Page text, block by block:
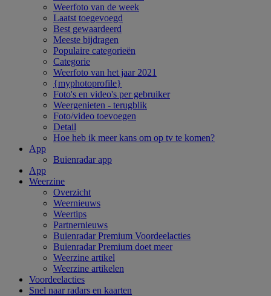
Weerfoto van de week
Laatst toegevoegd
Best gewaardeerd
Meeste bijdragen
Populaire categorieën
Categorie
Weerfoto van het jaar 2021
{myphotoprofile}
Foto's en video's per gebruiker
Weergenieten - terugblik
Foto/video toevoegen
Detail
Hoe heb ik meer kans om op tv te komen?
App
Buienradar app
App
Weerzine
Overzicht
Weernieuws
Weertips
Partnernieuws
Buienradar Premium Voordeelacties
Buienradar Premium doet meer
Weerzine artikel
Weerzine artikelen
Voordeelacties
Snel naar radars en kaarten